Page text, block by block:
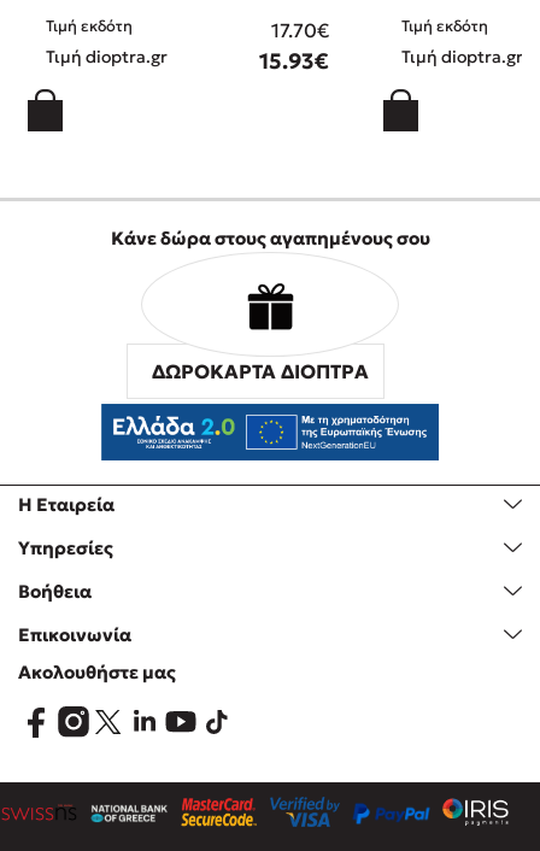
Τιμή εκδότη 17.70€
Τιμή dioptra.gr 15.93€
Τιμή εκδότη
Τιμή dioptra.gr
Η Εταιρεία
Υπηρεσίες
Βοήθεια
Επικοινωνία
Κάνε δώρα στους αγαπημένους σου
ΔΩΡΟΚΑΡΤΑ ΔΙΟΠΤΡΑ
Ακολουθήστε μας